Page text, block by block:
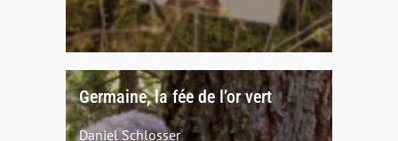
Germaine, la fée de l’or vert
Daniel Schlosser